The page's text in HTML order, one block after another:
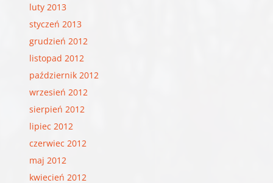
luty 2013
styczeń 2013
grudzień 2012
listopad 2012
październik 2012
wrzesień 2012
sierpień 2012
lipiec 2012
czerwiec 2012
maj 2012
kwiecień 2012